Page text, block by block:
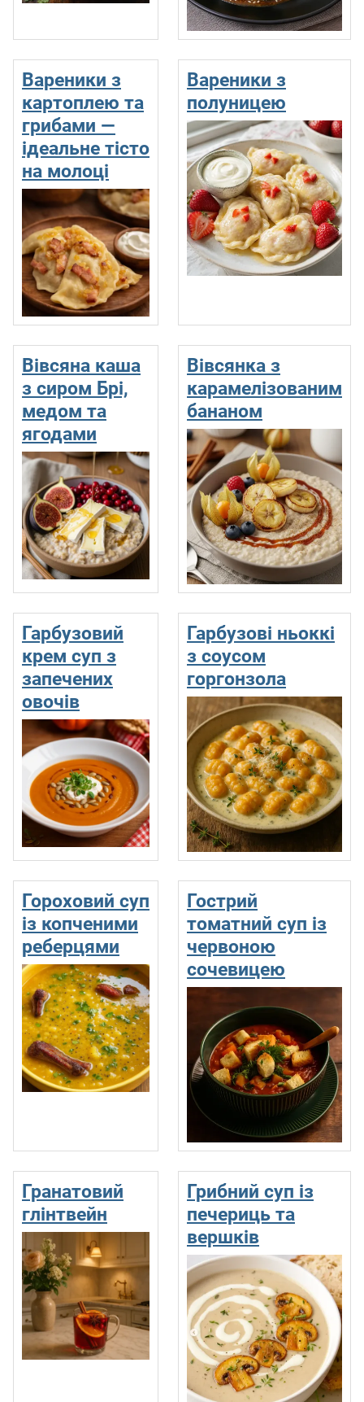
Вареники з
картоплею та
грибами —
ідеальне тісто
на молоці
Вареники з
полуницею
Вівсяна каша
з сиром Брi,
медом та
ягодами
Вівсянка з
карамелізованим
бананом
Гарбузовий
крем суп з
запечених
овочів
Гарбузові ньоккі
з соусом
горгонзола
Гороховий суп
із копченими
реберцями
Гострий
томатний суп із
червоною
сочевицею
Гранатовий
глінтвейн
Грибний суп із
печериць та
вершків